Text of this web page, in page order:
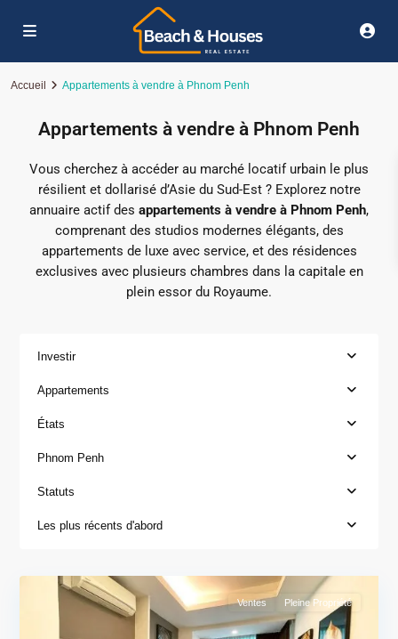
Accueil Appartements à vendre à Phnom Penh
Appartements à vendre à Phnom Penh
Vous cherchez à accéder au marché locatif urbain le plus
résilient et dollarisé d’Asie du Sud-Est ? Explorez notre
annuaire actif des appartements à vendre à Phnom Penh,
comprenant des studios modernes élégants, des
appartements de luxe avec service, et des résidences
exclusives avec plusieurs chambres dans la capitale en
plein essor du Royaume.
Investir
Appartements
États
Phnom Penh
Statuts
Les plus récents d'abord
Ventes Pleine Propriété